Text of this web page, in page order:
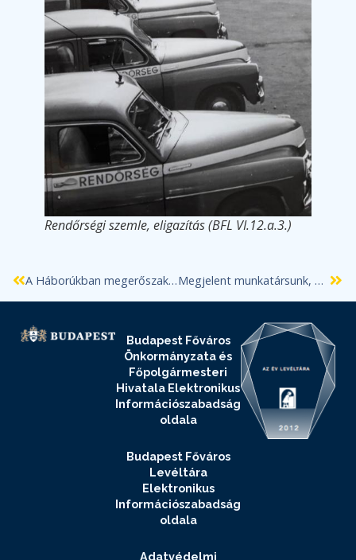
Rendőrségi szemle, eligazítás (BFL VI.12.a.3.)
A Háborúkban megerőszakolt nők emlékezete projekt a BFL szakmai közreműködésével Megjelent munkatársunk, Nagy János Rendi ellenzék és kormánypárt az 1751. évi országgyűlésen című munkája
Budapest Főváros
Önkormányzata és
Főpolgármesteri
Hivatala Elektronikus
Információszabadság
oldala
Budapest Főváros
Levéltára
Elektronikus
Információszabadság
oldala
Adatvédelmi